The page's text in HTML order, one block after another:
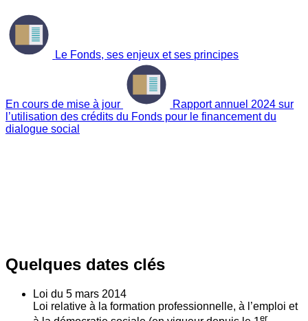
Le Fonds, ses enjeux et ses principes
En cours de mise à jour
Rapport annuel 2024 sur
l’utilisation des crédits du Fonds pour le financement du
dialogue social
Quelques dates clés
Loi du 5 mars 2014
Loi relative à la formation professionnelle, à l’emploi et
er